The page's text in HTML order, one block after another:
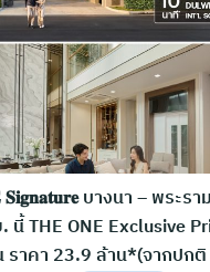
บางนา – พระรา
นี้ THE ONE Exclusive
ราคา 23.9 ล้าน*(จากปก